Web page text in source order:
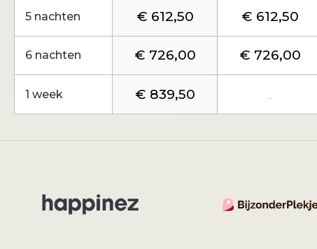
5 nachten
6 nachten
1 week
€ 612,50 € 612,50
€ 726,00 € 726,00
€ 839,50 -